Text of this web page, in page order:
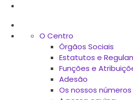
O Centro
Órgãos Sociais
Estatutos e
Funções e
Adesão
Os nossos números